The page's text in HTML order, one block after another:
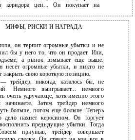
коридора цен... Он покупает на
МИФЫ, РИСКИ И НАГРАДА
он терпит огромные убытки и не
бы у него то, что он продает. Или,
а рынок взмывает еще выше.
несет огромные убытки, и никто не
закрыть свою короткую позицию.
трейдер, никогда, казалось бы, не
Немного выигрывает... немного
очень удручающе, хотя именно этого
Затем трейдер немного
больше, потом еще больше. Теперь
дело пахнет керосином. Он торгует
предыдущие убытки. Тогда
приуныв, трейдер совершает